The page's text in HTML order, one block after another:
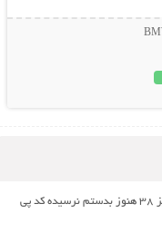
سلام من یک کفش ریبوک سفارش دادم سبز رنگ سایز 38 هنوز بدستم نرسیده کد پی